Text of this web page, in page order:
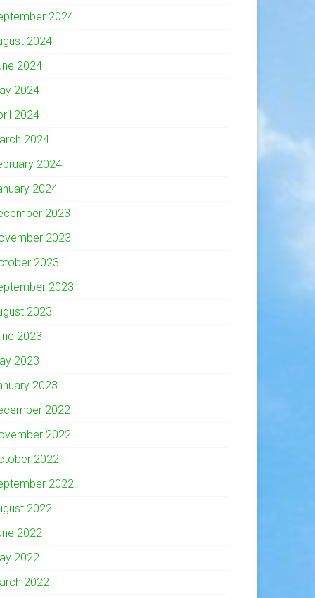
2024
2024
2024
2024
2024
2024
2024
2024
2023
2023
2023
2023
2023
2023
2023
2023
2022
2022
2022
2022
2022
2022
2022
2022